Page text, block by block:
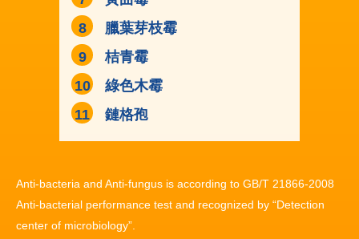
臘葉芽枝霉
桔青霉
綠色木霉
鏈格孢
Anti-bacteria and Anti-fungus is according to GB/T 21866-2008
Anti-bacterial performance test and recognized by “Detection
center of microbiology”.